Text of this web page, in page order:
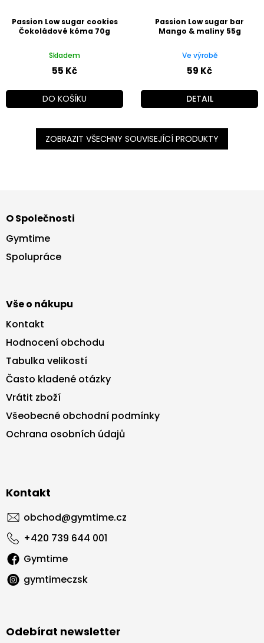
Passion Low sugar cookies
Čokoládové kóma 70g
Skladem
55 Kč
DO KOŠÍKU
Passion Low sugar bar
Mango & maliny 55g
Ve výrobě
59 Kč
DETAIL
ZOBRAZIT VŠECHNY SOUVISEJÍCÍ PRODUKTY
p
a
O Společnosti
Gymtime
Spolupráce
Vše o nákupu
Kontakt
Hodnocení obchodu
Tabulka velikostí
Často kladené otázky
Vrátit zboží
Všeobecné obchodní podmínky
Ochrana osobních údajů
Kontakt
obchod@gymtime.cz
+420 739 644 001
Gymtime
gymtimeczsk
Odebírat newsletter